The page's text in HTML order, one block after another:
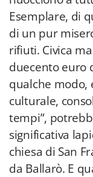
Esemplare, di
di un pur
rifiuti. Civica
duecento euro
qualche modo,
culturale,
tempi”,
significativa
chiesa di San
da Ballarò. E